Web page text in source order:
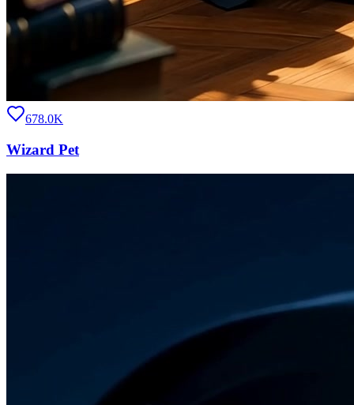
678.0K
Wizard Pet